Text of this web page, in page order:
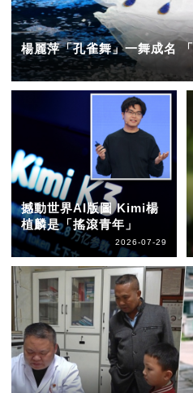
楊麗萍「孔雀舞」一舞成名
撼動世界AI版圖 Kimi楊
植麟是「搖滾青年」
2026-07-29